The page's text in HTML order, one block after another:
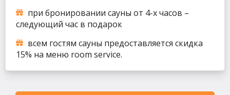
при бронировании сауны от 4-х часов –
следующий час в подарок
всем гостям сауны предоставляется скидка
15% на меню room service.